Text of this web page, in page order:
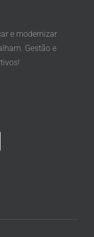
e modernizar
Gestão e